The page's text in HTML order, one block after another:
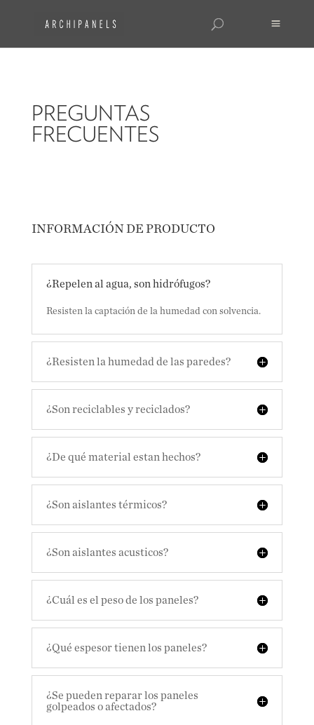
PREGUNTAS
FRECUENTES
INFORMACIÓN DE PRODUCTO
¿Repelen al agua, son hidrófugos?
Resisten la captación de la humedad con solvencia.
¿Resisten la humedad de las paredes?
¿Son reciclables y reciclados?
¿De qué material estan hechos?
¿Son aislantes térmicos?
¿Son aislantes acusticos?
¿Cuál es el peso de los paneles?
¿Qué espesor tienen los paneles?
¿Se pueden reparar los paneles
golpeados o afectados?